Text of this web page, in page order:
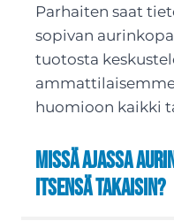
Parhaiten saat
sopivan
tuotosta
ammattilaisemme
huomioon kaikki
Missä ajassa
itsensä takaisin?